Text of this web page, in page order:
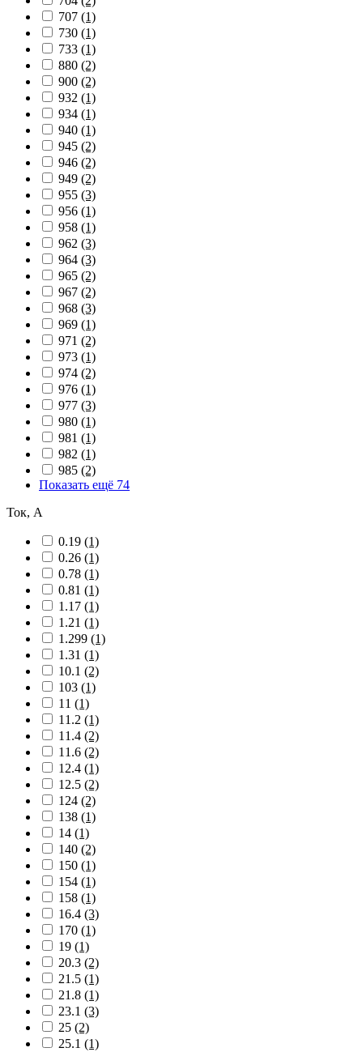
707 (1)
730 (1)
733 (1)
880 (2)
900 (2)
932 (1)
934 (1)
940 (1)
945 (2)
946 (2)
949 (2)
955 (3)
956 (1)
958 (1)
962 (3)
964 (3)
965 (2)
967 (2)
968 (3)
969 (1)
971 (2)
973 (1)
974 (2)
976 (1)
977 (3)
980 (1)
981 (1)
982 (1)
985 (2)
Показать ещё 74
Ток, А
0.19 (1)
0.26 (1)
0.78 (1)
0.81 (1)
1.17 (1)
1.21 (1)
1.299 (1)
1.31 (1)
10.1 (2)
103 (1)
11 (1)
11.2 (1)
11.4 (2)
11.6 (2)
12.4 (1)
12.5 (2)
124 (2)
138 (1)
14 (1)
140 (2)
150 (1)
154 (1)
158 (1)
16.4 (3)
170 (1)
19 (1)
20.3 (2)
21.5 (1)
21.8 (1)
23.1 (3)
25 (2)
25.1 (1)